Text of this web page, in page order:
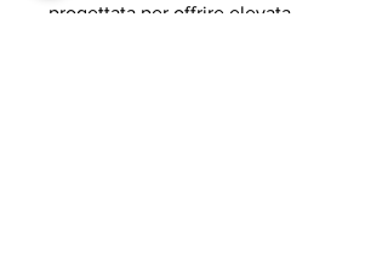
progettata per offrire elevata